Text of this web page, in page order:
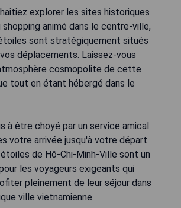
explorer les sites historiques
animé dans le centre-ville,
sont stratégiquement situés
déplacements. Laissez-vous
cosmopolite de cette
tout en étant hébergé dans le
à être choyé par un service amical
votre arrivée jusqu'à votre départ.
de Hô-Chi-Minh-Ville sont un
les voyageurs exigeants qui
pleinement de leur séjour dans
ville vietnamienne.